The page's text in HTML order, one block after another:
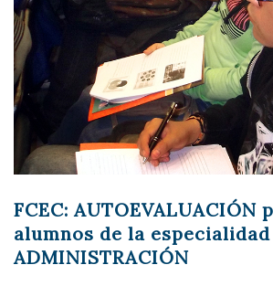
FCEC: AUTOEVALUACIÓN
alumnos de la especialidad
ADMINISTRACIÓN